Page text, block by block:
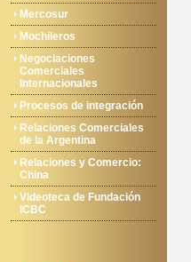
Mercosur
Mochileros
Negociaciones
Comerciales
Internacionales
Procesos de integración
Relaciones Comerciales
de la Argentina
Relaciones y Comercio:
China
Videoteca de Fundación
ICBC